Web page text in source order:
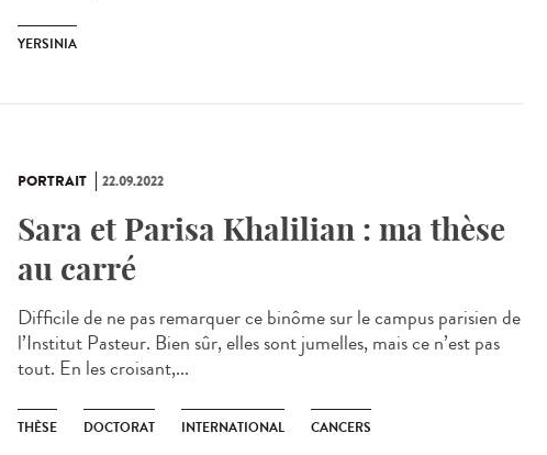
YERSINIA
PORTRAIT 22.09.2022
Sara et Parisa Khalilian : ma thèse
au carré
Difficile de ne pas remarquer ce binôme sur le campus parisien de
l’Institut Pasteur. Bien sûr, elles sont jumelles, mais ce n’est pas
tout. En les croisant,...
THÈSE DOCTORAT INTERNATIONAL CANCERS